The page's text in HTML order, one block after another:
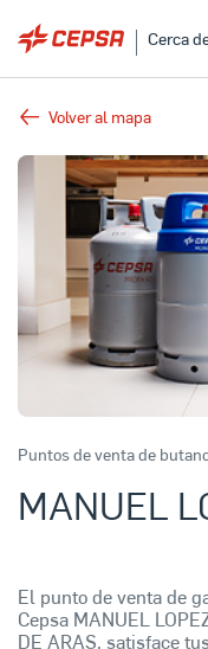
Cerca
Volver al mapa
Puntos de venta de
MANUEL
El punto de venta de
Cepsa MANUEL
DE ARAS, satisface